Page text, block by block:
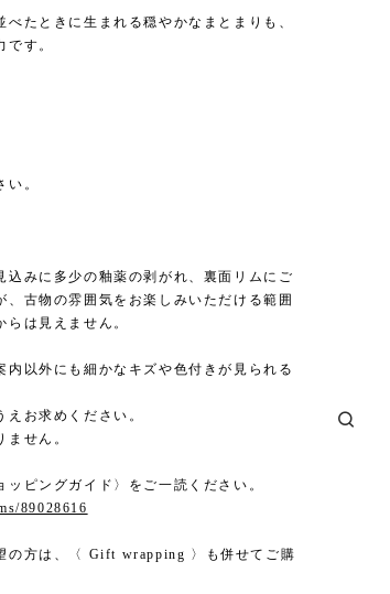
たときに生まれる穏やかなまとまりも、
す。
。
込みに多少の釉薬の剥がれ、裏面リムにご
、古物の雰囲気をお楽しみいただける範囲
は見えません。
内以外にも細かなキズや色付きが見られる
お求めください。
せん。
ッピングガイド〉をご一読ください。
89028616
の方は、〈 Gift wrapping 〉も併せてご購